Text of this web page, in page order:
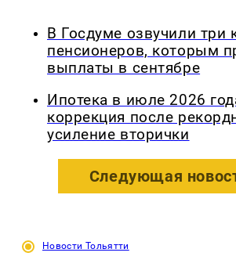
В Госдуме озвучили три
пенсионеров, которым
выплаты в сентябре
Ипотека в июле 2026
коррекция после
усиление вторички
Следующая
Новости Тольятти